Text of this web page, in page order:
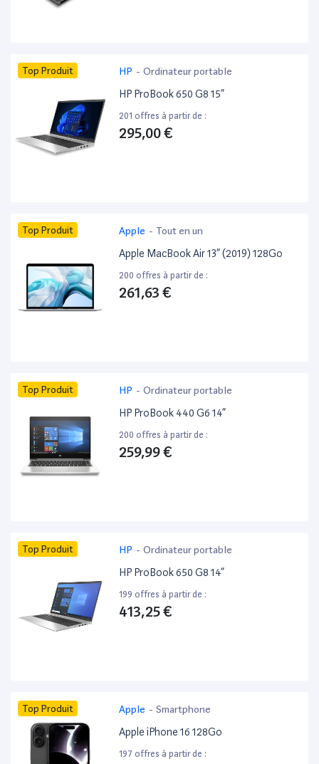
Top Produit HP - Ordinateur portable
HP ProBook 650 G8 15”
201 offres à partir de :
295,00 €
Top Produit Apple - Tout en un
Apple MacBook Air 13” (2019) 128Go
200 offres à partir de :
261,63 €
Top Produit HP - Ordinateur portable
HP ProBook 440 G6 14”
200 offres à partir de :
259,99 €
Top Produit HP - Ordinateur portable
HP ProBook 650 G8 14”
199 offres à partir de :
413,25 €
Top Produit Apple - Smartphone
Apple iPhone 16 128Go
197 offres à partir de :